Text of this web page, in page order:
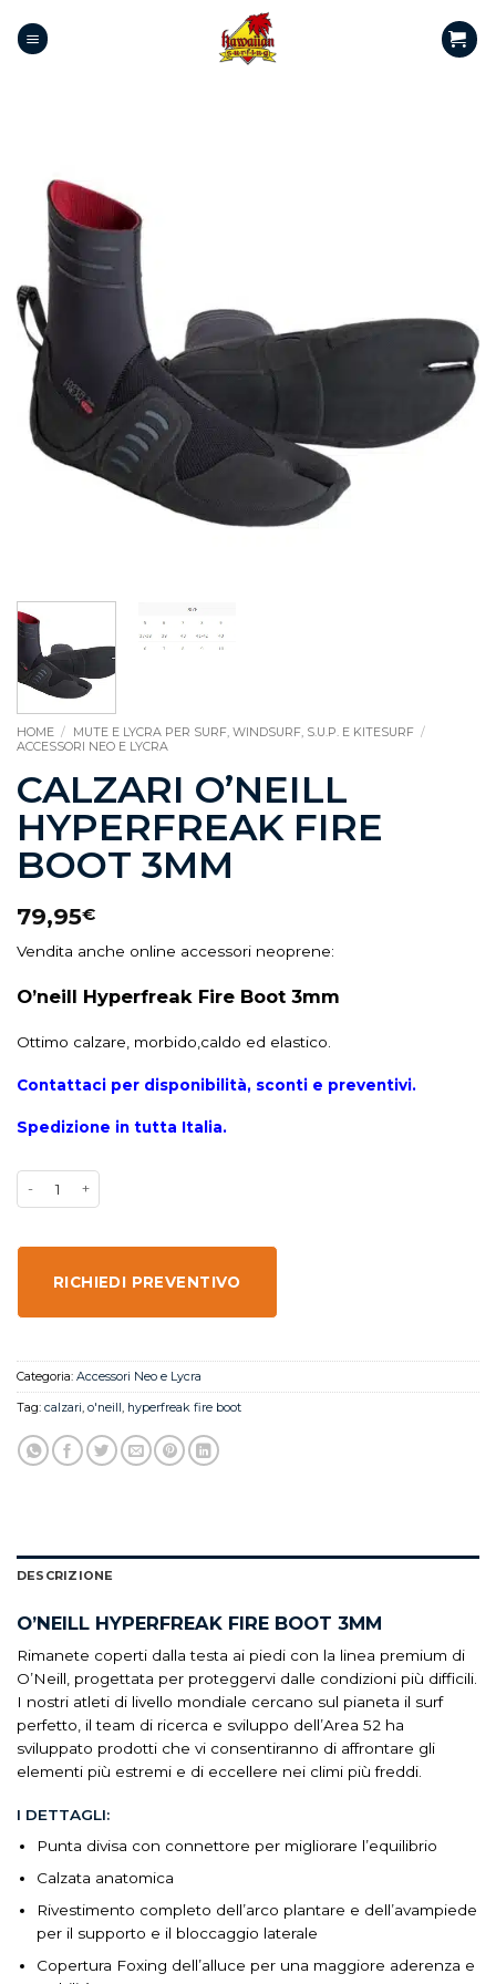
HOME / MUTE E LYCRA PER SURF, WINDSURF, S.U.P. E KITESURF /
ACCESSORI NEO E LYCRA
CALZARI O’NEILL
HYPERFREAK FIRE
BOOT 3MM
79,95€
Vendita anche online accessori neoprene:
O’neill Hyperfreak Fire Boot 3mm
Ottimo calzare, morbido,caldo ed elastico.
Contattaci per disponibilità, sconti e preventivi.
Spedizione in tutta Italia.
RICHIEDI PREVENTIVO
Categoria: Accessori Neo e Lycra
Tag: calzari, o'neill, hyperfreak fire boot
DESCRIZIONE
O’NEILL HYPERFREAK FIRE BOOT 3MM
Rimanete coperti dalla testa ai piedi con la linea premium di
O’Neill, progettata per proteggervi dalle condizioni più difficili.
I nostri atleti di livello mondiale cercano sul pianeta il surf
perfetto, il team di ricerca e sviluppo dell’Area 52 ha
sviluppato prodotti che vi consentiranno di affrontare gli
elementi più estremi e di eccellere nei climi più freddi.
I DETTAGLI:
Punta divisa con connettore per migliorare l’equilibrio
Calzata anatomica
Rivestimento completo dell’arco plantare e dell’avampiede
per il supporto e il bloccaggio laterale
Copertura Foxing dell’alluce per una maggiore aderenza e